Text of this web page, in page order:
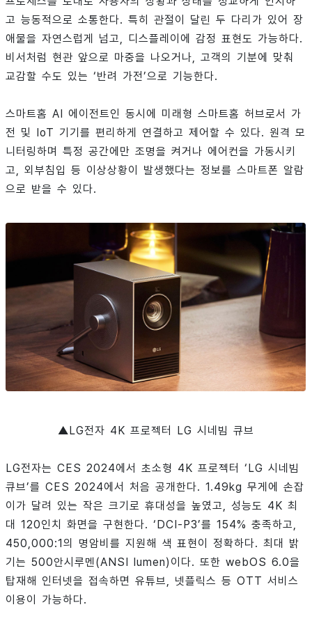
고 능동적으로 소통한다. 특히 관절이 달린 두 다리가 있어 장
애물을 자연스럽게 넘고, 디스플레이에 감정 표현도 가능하다.
비서처럼 현관 앞으로 마중을 나오거나, 고객의 기분에 맞춰
교감할 수도 있는 ‘반려 가전’으로 기능한다.
스마트홈 AI 에이전트인 동시에 미래형 스마트홈 허브로서 가
전 및 IoT 기기를 편리하게 연결하고 제어할 수 있다. 원격 모
니터링하며 특정 공간에만 조명을 켜거나 에어컨을 가동시키
고, 외부침입 등 이상상황이 발생했다는 정보를 스마트폰 알람
으로 받을 수 있다.
▲ LG전자 4K 프로젝터 LG 시네빔 큐브
LG전자는 CES 2024에서 초소형 4K 프로젝터 ‘LG 시네빔
큐브’를 CES 2024에서 처음 공개한다. 1.49kg 무게에 손잡
이가 달려 있는 작은 크기로 휴대성을 높였고, 성능도 4K 최
대 120인치 화면을 구현한다. ‘DCI-P3’를 154% 충족하고,
450,000:1의 명암비를 지원해 색 표현이 정확하다. 최대 밝
기는 500안시루멘(ANSI lumen)이다. 또한 webOS 6.0을
탑재해 인터넷을 접속하면 유튜브, 넷플릭스 등 OTT 서비스
이용이 가능하다.